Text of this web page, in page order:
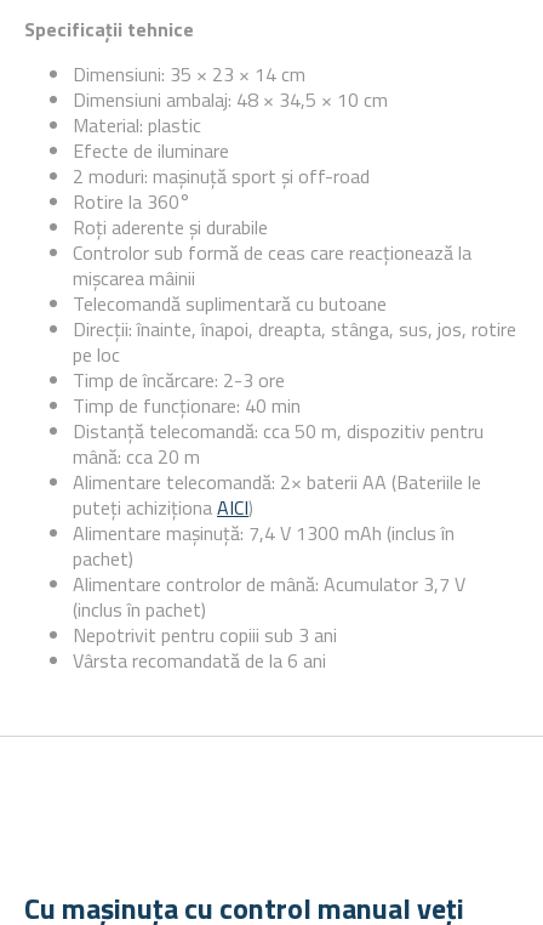
Specificații tehnice
Dimensiuni: 35 × 23 × 14 cm
Dimensiuni ambalaj: 48 × 34,5 × 10 cm
Material: plastic
Efecte de iluminare
2 moduri: mașinuță sport și off-road
Rotire la 360°
Roți aderente și durabile
Controlor sub formă de ceas care reacționează la
mișcarea mâinii
Telecomandă suplimentară cu butoane
Direcții: înainte, înapoi, dreapta, stânga, sus, jos, rotire
pe loc
Timp de încărcare: 2-3 ore
Timp de funcționare: 40 min
Distanță telecomandă: cca 50 m, dispozitiv pentru
mână: cca 20 m
Alimentare telecomandă: 2× baterii AA (Bateriile le
puteți achiziționaAICI)
Alimentare mașinuță: 7,4 V 1300 mAh (inclus în
pachet)
Alimentare controlor de mână: Acumulator 3,7 V
(inclus în pachet)
Nepotrivit pentru copiii sub 3 ani
Vârsta recomandată de la 6 ani
Cu mașinuța cu control manual veți